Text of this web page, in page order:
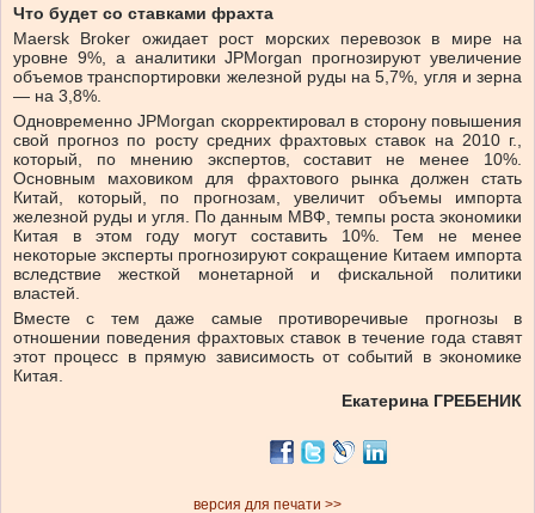
Что будет со ставками фрахта
Maersk Broker ожидает рост морских перевозок в мире на
уровне 9%, а аналитики JPMorgan прогнозируют увеличение
объемов транспортировки железной руды на 5,7%, угля и зерна
— на 3,8%.
Одновременно JPMorgan скорректировал в сторону повышения
свой прогноз по росту средних фрахтовых ставок на 2010 г.,
который, по мнению экспертов, составит не менее 10%.
Основным маховиком для фрахтового рынка должен стать
Китай, который, по прогнозам, увеличит объемы импорта
железной руды и угля. По данным МВФ, темпы роста экономики
Китая в этом году могут составить 10%. Тем не менее
некоторые эксперты прогнозируют сокращение Китаем импорта
вследствие жесткой монетарной и фискальной политики
властей.
Вместе с тем даже самые противоречивые прогнозы в
отношении поведения фрахтовых ставок в течение года ставят
этот процесс в прямую зависимость от событий в экономике
Китая.
Екатерина ГРЕБЕНИК
версия для печати >>